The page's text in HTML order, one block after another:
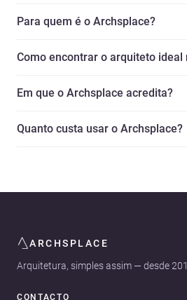
Para quem é o Archsplace?
Como encontrar o arquiteto ideal
Em que o Archsplace acredita?
Quanto custa usar o Archsplace?
ARCHSPLACE
Arquitetura, simples assim — desde
CONTACTO